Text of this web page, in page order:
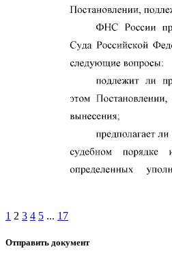
1 2 3 4 5 ... 17
Отправить документ